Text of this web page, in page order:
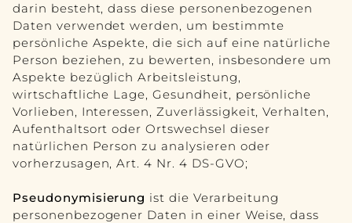
darin besteht, dass diese personenbezogenen
Daten verwendet werden, um bestimmte
persönliche Aspekte, die sich auf eine natürliche
Person beziehen, zu bewerten, insbesondere um
Aspekte bezüglich Arbeitsleistung,
wirtschaftliche Lage, Gesundheit, persönliche
Vorlieben, Interessen, Zuverlässigkeit, Verhalten,
Aufenthaltsort oder Ortswechsel dieser
natürlichen Person zu analysieren oder
vorherzusagen, Art. 4 Nr. 4 DS-GVO;
Pseudonymisierung ist die Verarbeitung
personenbezogener Daten in einer Weise, dass